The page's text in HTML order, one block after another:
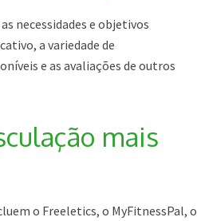
necessidades e objetivos
a variedade de
e as avaliações de outros
mais
o Freeletics, o MyFitnessPal, o